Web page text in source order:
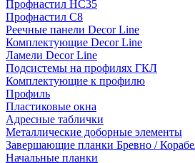
Профнастил НС35
Профнастил С8
Реечные панели Decor Line
Комплектующие Decor Line
Ламели Decor Line
Подсистемы на профилях ГКЛ
Комплектующие к профилю
Профиль
Пластиковые окна
Адресные таблички
Металлические доборные элементы
Завершающие планки Бревно /
Начальные планки